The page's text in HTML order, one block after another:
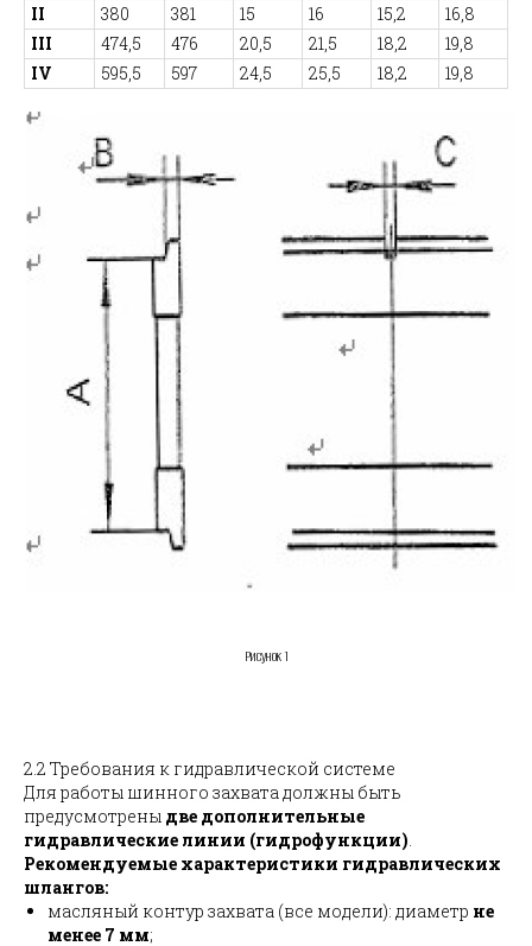
II
380 381 15 16 15,2
16,8
III
474,5 476 20,5 21,5 18,2
19,8
IV
595,5 597 24,5 25,5 18,2 19,8
Рисунок 1
2.2 Требования к гидравлической системе
Для работы шинного захвата должны быть
предусмотрены две дополнительные
гидравлические линии (гидрофункции).
Рекомендуемые характеристики гидравлических
шлангов:
масляный контур захвата (все модели): диаметр не
менее 7 мм;